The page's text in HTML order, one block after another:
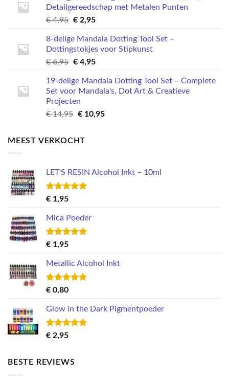
€ 3,95.€ 1,49.
Detailgereedschap met Metalen Punten
€4,95 Oorspronkelijke
was:
€ 4,95.
€2,95Huidige
is:
€ 2,95.
8-delige Mandala Dotting Tool Set –
Dottingstokjes voor Stipkunst
€6,95 Oorspronkelijke
was:
€ 6,95.
€4,95Huidige
is:
€ 4,95.
19-delige Mandala Dotting Tool Set – Complete
Set voor Mandala's, Dot Art & Creatieve
Projecten
€14,95 Oorspronkelijke
€ 14,95.
€10,95Huidige
MEEST VERKOCHT
LET'S RESIN Alcohol Inkt – 10ml
Gewaardeerd
€ 1,95
Mica Poeder
Gewaardeerd
€ 1,95
Metallic Alcohol Inkt
Gewaardeerd
€ 0,80
Glow in the Dark Pigmentpoeder
Gewaardeerd
€ 2,95
BESTE REVIEWS